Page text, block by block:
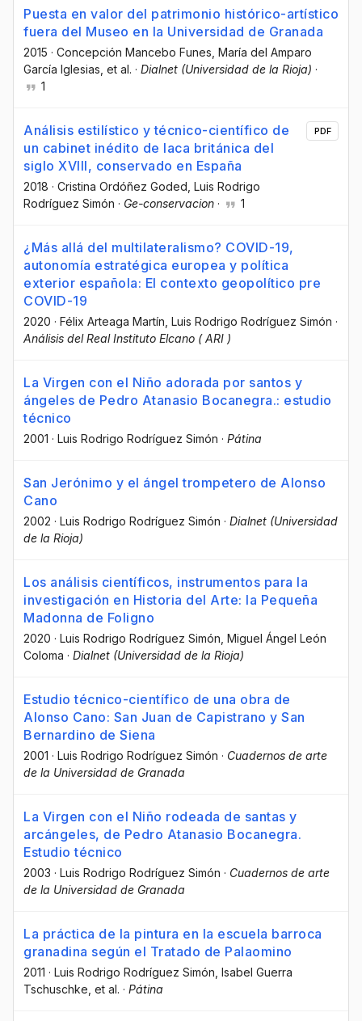
Puesta en valor del patrimonio histórico-artístico
fuera del Museo en la Universidad de Granada
2015 · Concepción Mancebo Funes , María del Amparo
García Iglesias , et al. · Dialnet (Universidad de la Rioja) ·
1
Análisis estilístico y técnico-científico de
un cabinet inédito de laca británica del
siglo XVIII, conservado en España
2018 · Cristina Ordóñez Goded , Luis Rodrigo
Rodríguez Simón · Ge-conservacion · 1
PDF
¿Más allá del multilateralismo? COVID-19,
autonomía estratégica europea y política
exterior española: El contexto geopolítico pre
COVID-19
2020 · Félix Arteaga Martín , Luis Rodrigo Rodríguez Simón ·
Análisis del Real Instituto Elcano ( ARI )
La Virgen con el Niño adorada por santos y
ángeles de Pedro Atanasio Bocanegra.: estudio
técnico
2001 · Luis Rodrigo Rodríguez Simón · Pátina
San Jerónimo y el ángel trompetero de Alonso
Cano
2002 · Luis Rodrigo Rodríguez Simón · Dialnet (Universidad
de la Rioja)
Los análisis científicos, instrumentos para la
investigación en Historia del Arte: la Pequeña
Madonna de Foligno
2020 · Luis Rodrigo Rodríguez Simón , Miguel Ángel León
Coloma · Dialnet (Universidad de la Rioja)
Estudio técnico-científico de una obra de
Alonso Cano: San Juan de Capistrano y San
Bernardino de Siena
2001 · Luis Rodrigo Rodríguez Simón · Cuadernos de arte
de la Universidad de Granada
La Virgen con el Niño rodeada de santas y
arcángeles, de Pedro Atanasio Bocanegra.
Estudio técnico
2003 · Luis Rodrigo Rodríguez Simón · Cuadernos de arte
de la Universidad de Granada
La práctica de la pintura en la escuela barroca
granadina según el Tratado de Palaomino
2011 · Luis Rodrigo Rodríguez Simón , Isabel Guerra
Tschuschke , et al. · Pátina